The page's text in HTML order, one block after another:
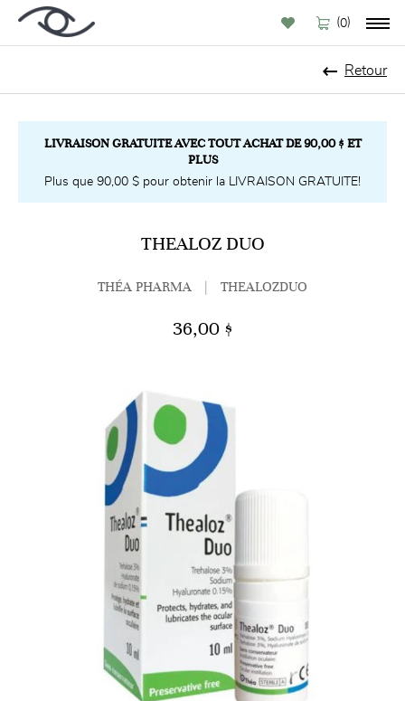
(0)
Retour
LIVRAISON GRATUITE AVEC TOUT ACHAT DE 90,00 $ ET
PLUS
Plus que 90,00 $ pour obtenir la LIVRAISON GRATUITE!
THEALOZ DUO
THÉA PHARMA THEALOZDUO
36,00 $